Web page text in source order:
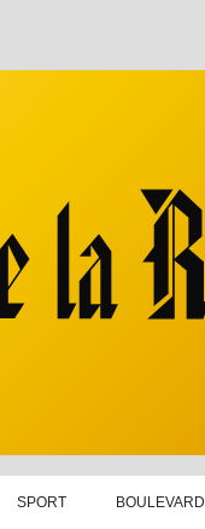
SPORT BOULEVARD